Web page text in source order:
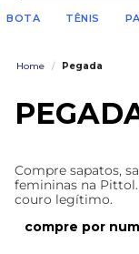
BOTA TÊNIS
Home / Pegada
Compre sapatos,
femininas na
couro legítimo.